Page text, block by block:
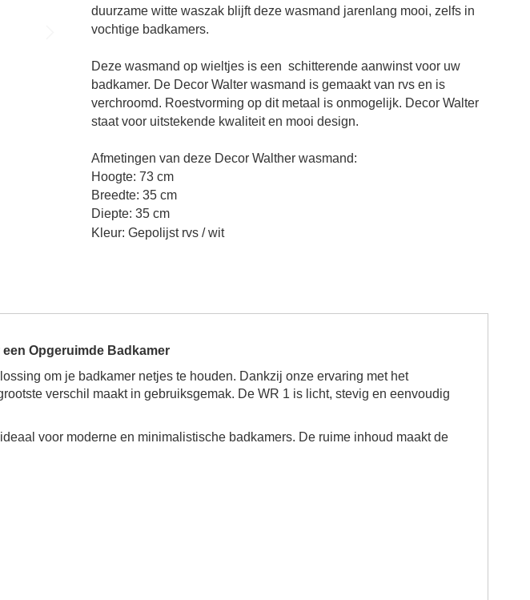
duurzame witte waszak blijft deze wasmand jarenlang mooi, zelfs in
vochtige badkamers.
Deze wasmand op wieltjes is een schitterende aanwinst voor uw
badkamer. De Decor Walter wasmand is gemaakt van rvs en is
verchroomd. Roestvorming op dit metaal is onmogelijk. Decor Walter
staat voor uitstekende kwaliteit en mooi design.
Afmetingen van deze Decor Walther wasmand:
Hoogte: 73 cm
Breedte: 35 cm
Diepte: 35 cm
Kleur: Gepolijst rvs / wit
Opgeruimde Badkamer
om je badkamer netjes te houden. Dankzij onze ervaring met het
verschil maakt in gebruiksgemak. De WR 1 is licht, stevig en eenvoudig
voor moderne en minimalistische badkamers. De ruime inhoud maakt de